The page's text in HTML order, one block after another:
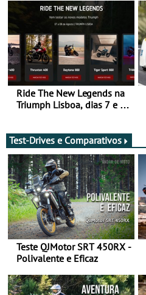
ganhar
Ride The New Legends na
Triumph Lisboa, dias 7 e 8
Test-Drives e Comparativos
Teste QJMotor SRT 450RX -
Polivalente e Eficaz